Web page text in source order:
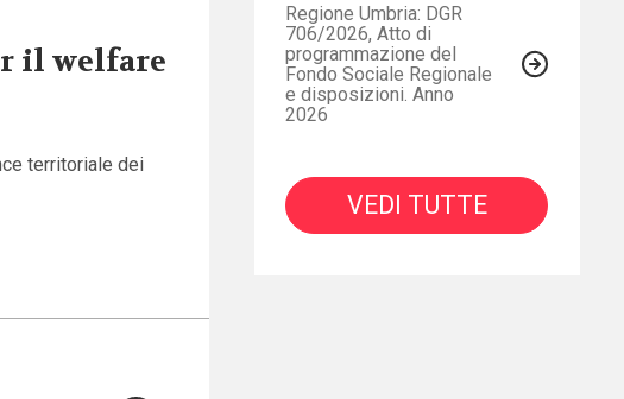
il welfare
territoriale dei
Regione Umbria: DGR
706/2026, Atto di
programmazione del
Fondo Sociale Regionale
e disposizioni. Anno
2026
VEDI TUTTE